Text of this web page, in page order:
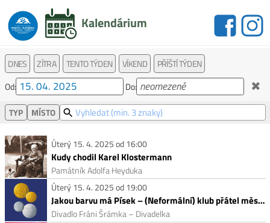
Kalendárium
DNES ZÍTRA TENTO TÝDEN VÍKEND
PŘÍŠTÍ TÝDEN
Od:
Do: ✖
TYP MÍSTO
Úterý 15. 4. 2025 od 16:00
Kudy chodil Karel Klostermann
Památník Adolfa Heyduka
Úterý 15. 4. 2025 od 19:00
Jakou barvu má Písek – (Neformální) klub přátel města Písku
Divadlo Fráni Šrámka – Divadelka